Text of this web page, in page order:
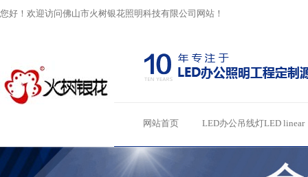
您好！欢迎访问佛山市火树银花照明科技有限公司网站！
网站首页 LED办公吊线灯LED linear